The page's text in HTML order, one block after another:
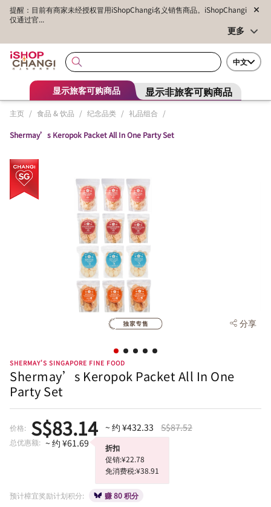
提醒：目前有商家未经授权冒用iShopChangi名义销售商品。iShopChangi
仅通过官...
更多
中文
显示旅客可购商品 显示非旅客可购商品
主页 / 食品 & 饮品 / 纪念品类 / 礼品组合 /
Shermay’s Keropok Packet All In One Party Set
分享
SHERMAY'S SINGAPORE FINE FOOD
Shermay’s Keropok Packet All In One
Party Set
价格: S$83.14 ~ 约 ¥432.33 S$87.52
总优惠额: ~ 约 ¥61.69
折扣
促销:¥22.78
免消费税:¥38.91
预计樟宜奖励计划积分: 赚 80 积分